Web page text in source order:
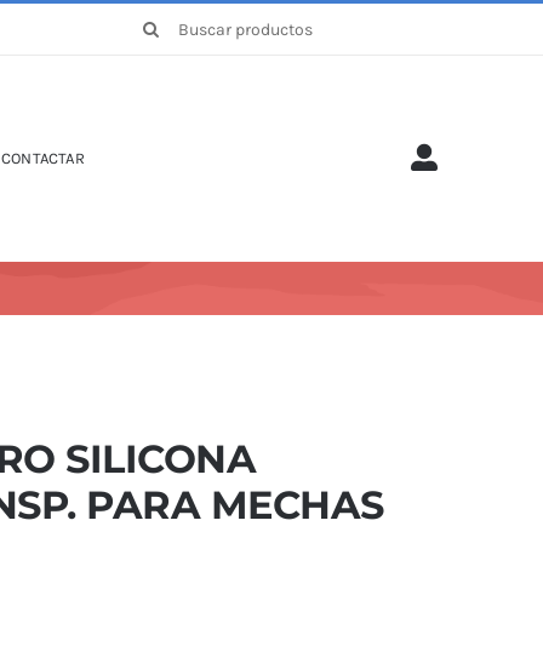
Buscar:
CONTACTAR
SILICONA
PARA MECHAS